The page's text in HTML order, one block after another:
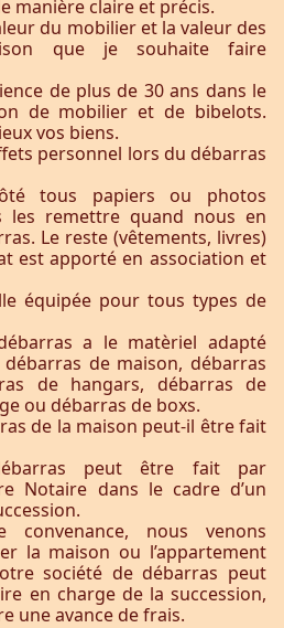
manière claire et précis.
du mobilier et la valeur des
que je souhaite faire
de plus de 30 ans dans le
de mobilier et de bibelots.
vos biens.
personnel lors du débarras
tous papiers ou photos
les remettre quand nous en
Le reste (vêtements, livres)
est apporté en association et
équipée pour tous types de
a le matèriel adapté
de maison, débarras
de hangars, débarras de
ou débarras de boxs.
de la maison peut-il être fait
peut être fait par
Notaire dans le cadre d’un
nous venons
la maison ou l’appartement
société de débarras peut
en charge de la succession,
une avance de frais.